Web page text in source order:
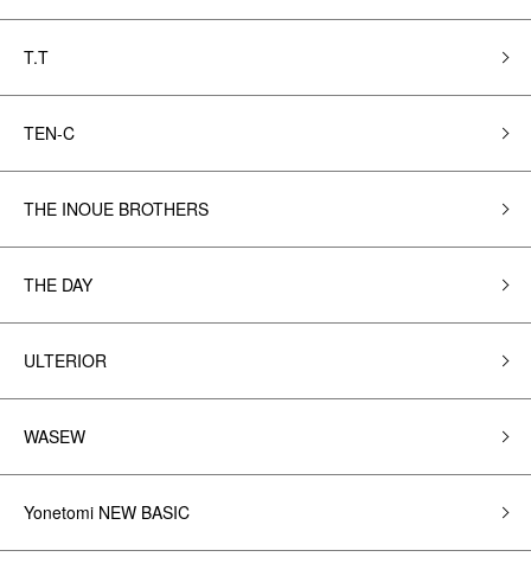
T.T
TEN-C
THE INOUE BROTHERS
THE DAY
ULTERIOR
WASEW
Yonetomi NEW BASIC